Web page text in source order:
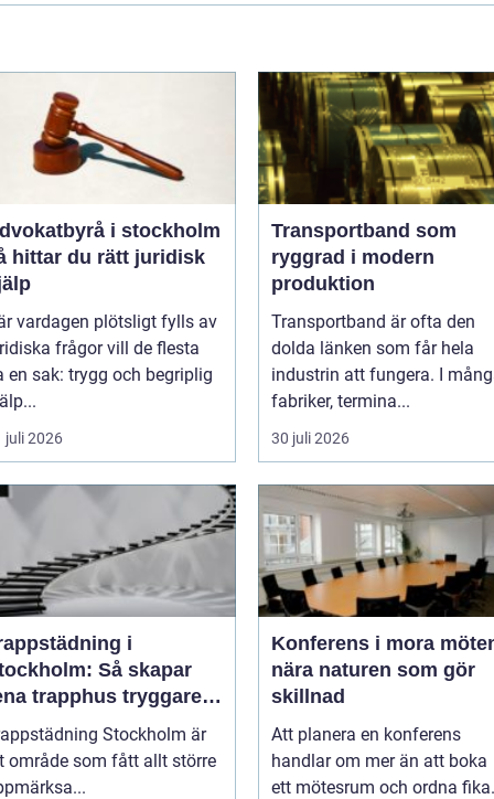
i stockholm
hittar du rätt juridisk
vardagen plötsligt fylls av
frågor vill de flesta
en sak: trygg och begriplig
juli 2026
Transportband som
ryggrad i modern
produktion
Transportband är ofta den
dolda länken som får hela
industrin att fungera. I
fabriker, termina...
30 juli 2026
i
Så skapar
trapphus tryggare
Stockholm är
område som fått allt större
Konferens i mora möten
nära naturen som gör
skillnad
Att planera en konferens
handlar om mer än att boka
ett mötesrum och ordna fika.